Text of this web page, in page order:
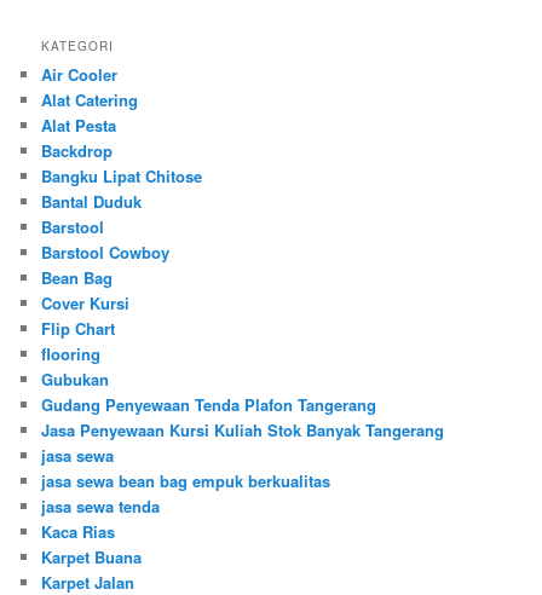
KATEGORI
Air Cooler
Alat Catering
Alat Pesta
Backdrop
Bangku Lipat Chitose
Bantal Duduk
Barstool
Barstool Cowboy
Bean Bag
Cover Kursi
Flip Chart
flooring
Gubukan
Gudang Penyewaan Tenda Plafon Tangerang
Jasa Penyewaan Kursi Kuliah Stok Banyak Tangerang
jasa sewa
jasa sewa bean bag empuk berkualitas
jasa sewa tenda
Kaca Rias
Karpet Buana
Karpet Jalan